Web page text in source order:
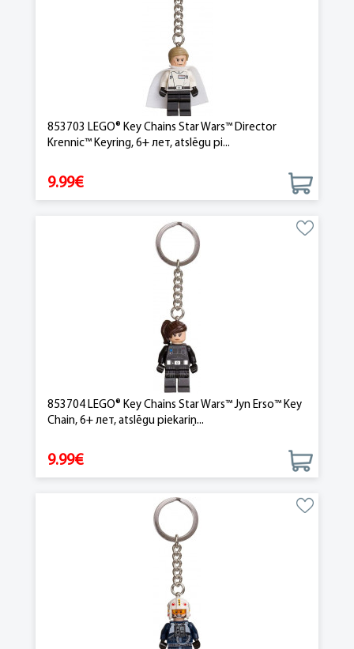
853703 LEGO® Key Chains Star Wars™ Director
Krennic™ Keyring, 6+ лет, atslēgu pi...
9.99€
853704 LEGO® Key Chains Star Wars™ Jyn Erso™ Key
Chain, 6+ лет, atslēgu piekariņ...
9.99€